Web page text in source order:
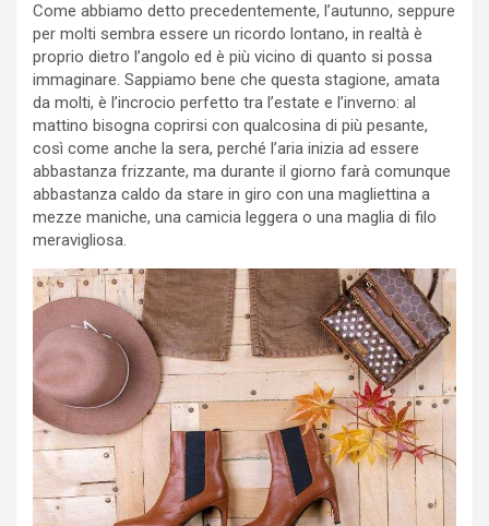
Come abbiamo detto precedentemente, l’autunno, seppure
per molti sembra essere un ricordo lontano, in realtà è
proprio dietro l’angolo ed è più vicino di quanto si possa
immaginare. Sappiamo bene che questa stagione, amata
da molti, è l’incrocio perfetto tra l’estate e l’inverno: al
mattino bisogna coprirsi con qualcosina di più pesante,
così come anche la sera, perché l’aria inizia ad essere
abbastanza frizzante, ma durante il giorno farà comunque
abbastanza caldo da stare in giro con una magliettina a
mezze maniche, una camicia leggera o una maglia di filo
meravigliosa.